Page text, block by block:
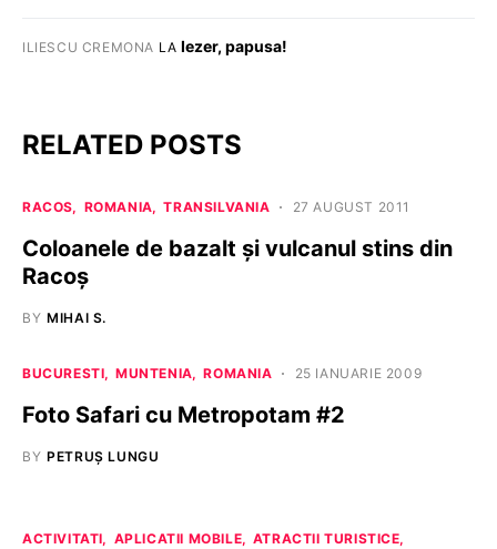
ILIESCU CREMONA LA Iezer, papusa!
RELATED POSTS
RACOS ROMANIA TRANSILVANIA 27 AUGUST 2011
Coloanele de bazalt şi vulcanul stins din
Racoş
BY MIHAI S.
BUCURESTI MUNTENIA ROMANIA 25 IANUARIE 2009
Foto Safari cu Metropotam #2
BY PETRUȘ LUNGU
ACTIVITATI APLICATII MOBILE
ATRACTII TURISTICE